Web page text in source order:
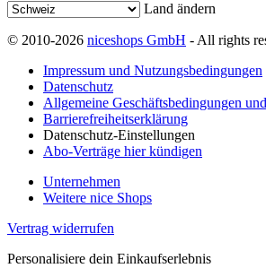
Land ändern
© 2010-2026 niceshops GmbH - All rights
Impressum und Nutzungsbedingungen
Datenschutz
Allgemeine Geschäftsbedingungen
Barrierefreiheitserklärung
Datenschutz-Einstellungen
Abo-Verträge hier kündigen
Unternehmen
Weitere nice Shops
Vertrag widerrufen
Personalisiere dein Einkaufserlebnis